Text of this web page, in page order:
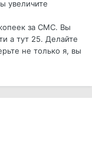
увеличите
за СМС. Вы
а тут 25. Делайте
не только я, вы